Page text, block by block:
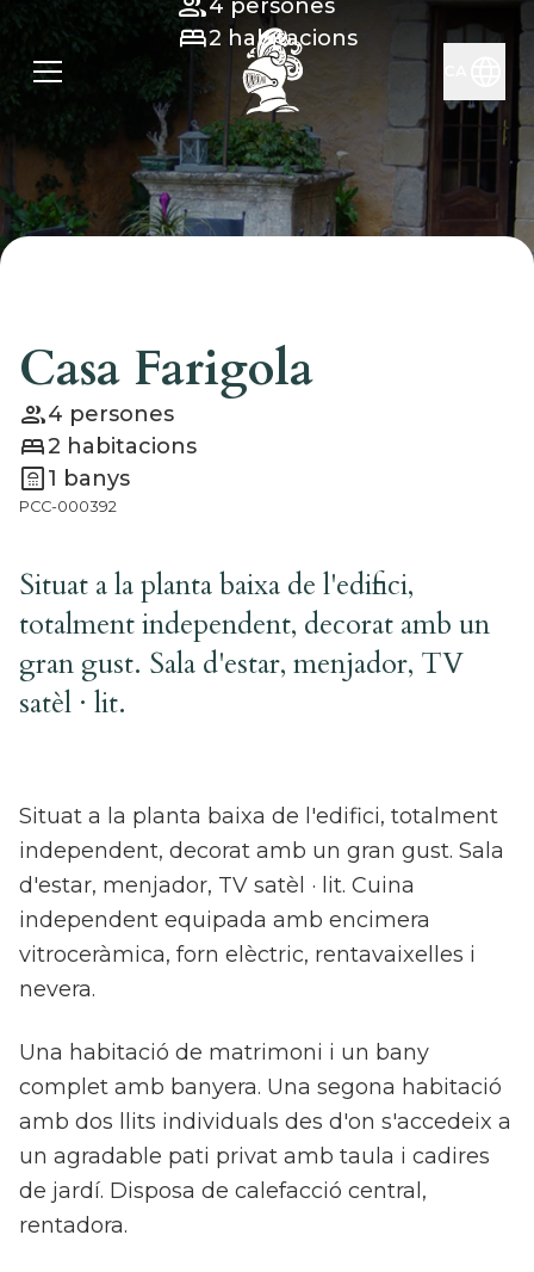
4 persones
bed2 habitacions
Casa Farigola
group4 persones
bed2 habitacions
bathroom1 banys
PCC-000392
Situat a la planta baixa de l'edifici,
totalment independent, decorat amb un
gran gust. Sala d'estar, menjador, TV
satèl · lit.
Situat a la planta baixa de l'edifici, totalment
independent, decorat amb un gran gust. Sala
d'estar, menjador, TV satèl · lit. Cuina
independent equipada amb encimera
vitroceràmica, forn elèctric, rentavaixelles i
nevera.
Una habitació de matrimoni i un bany
complet amb banyera. Una segona habitació
amb dos llits individuals des d'on s'accedeix a
un agradable pati privat amb taula i cadires
de jardí. Disposa de calefacció central,
rentadora.